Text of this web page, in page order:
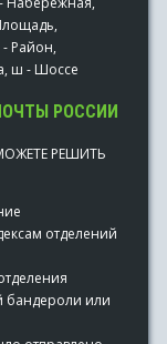
- Район,
ш - Шоссе
РОССИИ
РЕШИТЬ
отделений
бандероли или